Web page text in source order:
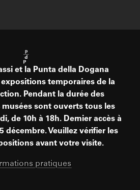
et la Punta della Dogana
temporaires de la
Pendant la durée des
sont ouverts tous les
de 10h à 18h. Dernier accès à
décembre. Veuillez vérifier les
avant votre visite.
pratiques